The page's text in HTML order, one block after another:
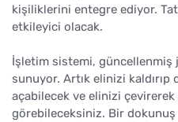
kişiliklerini entegre ediyor.
etkileyici olacak.
İşletim sistemi,
sunuyor. Artık elinizi
açabilecek ve elinizi çevirerek
görebileceksiniz. Bir